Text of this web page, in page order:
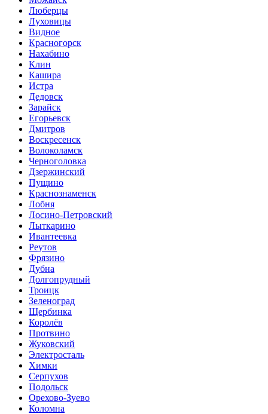
Люберцы
Луховицы
Видное
Красногорск
Нахабино
Клин
Кашира
Истра
Дедовск
Зарайск
Егорьевск
Дмитров
Воскресенск
Волоколамск
Черноголовка
Дзержинский
Пущино
Краснознаменск
Лобня
Лосино-Петровский
Лыткарино
Ивантеевка
Реутов
Фрязино
Дубна
Долгопрудный
Троицк
Зеленоград
Щербинка
Королёв
Протвино
Жуковский
Электросталь
Химки
Серпухов
Подольск
Орехово-Зуево
Коломна